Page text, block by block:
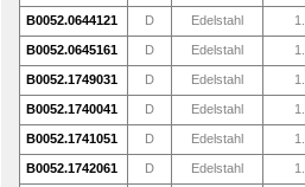
B0052.0644121 D Edelstahl
B0052.0645161 D Edelstahl
B0052.1749031 D Edelstahl
B0052.1740041 D Edelstahl
B0052.1741051 D Edelstahl
B0052.1742061 D Edelstahl